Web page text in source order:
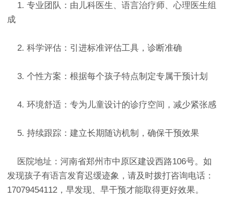
1. 专业团队：由儿科医生、语言治疗师、心理医生组
成
2. 科学评估：引进标准评估工具，诊断准确
3. 个性方案：根据每个孩子特点制定专属干预计划
4. 环境舒适：专为儿童设计的诊疗空间，减少紧张感
5. 持续跟踪：建立长期随访机制，确保干预效果
医院地址：河南省郑州市中原区建设西路106号。如
发现孩子有语言发育迟缓迹象，请及时拨打咨询电话：
17079454112，早发现、早干预才能取得更好效果。